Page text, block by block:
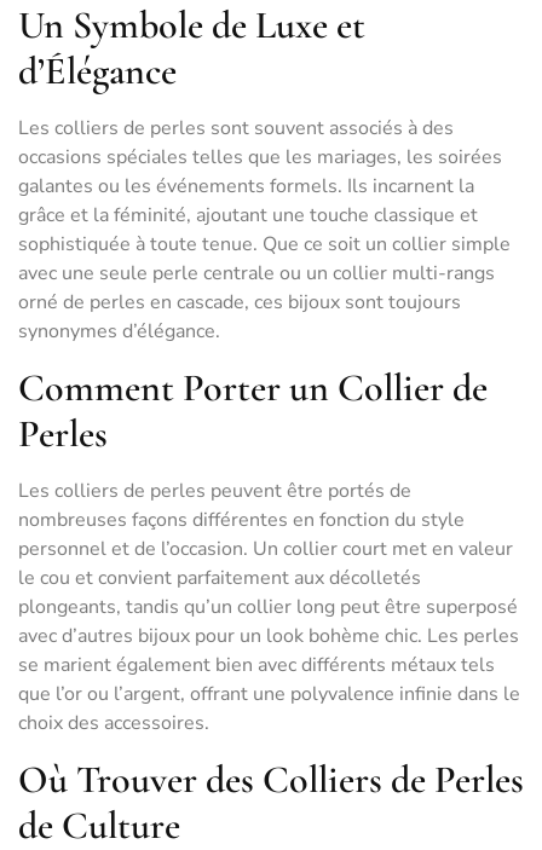
Un Symbole de Luxe et
d’Élégance
Les colliers de perles sont souvent associés à des
occasions spéciales telles que les mariages, les soirées
galantes ou les événements formels. Ils incarnent la
grâce et la féminité, ajoutant une touche classique et
sophistiquée à toute tenue. Que ce soit un collier simple
avec une seule perle centrale ou un collier multi-rangs
orné de perles en cascade, ces bijoux sont toujours
synonymes d’élégance.
Comment Porter un Collier de
Perles
Les colliers de perles peuvent être portés de
nombreuses façons différentes en fonction du style
personnel et de l’occasion. Un collier court met en valeur
le cou et convient parfaitement aux décolletés
plongeants, tandis qu’un collier long peut être superposé
avec d’autres bijoux pour un look bohème chic. Les perles
se marient également bien avec différents métaux tels
que l’or ou l’argent, offrant une polyvalence infinie dans le
choix des accessoires.
Où Trouver des Colliers de Perles
de Culture